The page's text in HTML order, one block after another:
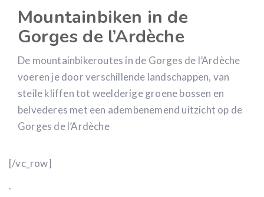
Mountainbiken in de
Gorges de l’Ardèche
De mountainbikeroutes in de Gorges de l’Ardèche
voeren je door verschillende landschappen, van
steile kliffen tot weelderige groene bossen en
belvederes met een adembenemend uitzicht op de
Gorges de l’Ardèche
[/vc_row]
.